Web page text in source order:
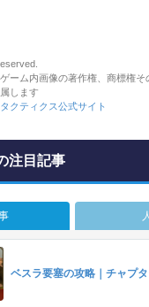
ーム内画像の著作権、商標権そ
します
クティクス公式サイト
注目記事
ベスラ要塞の攻略｜チャプ